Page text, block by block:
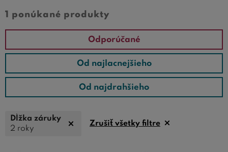
1 ponúkané produkty
Odporúčané
Od najlacnejšieho
Od najdrahšieho
Dĺžka záruky
2 roky
Zrušiť všetky filtre